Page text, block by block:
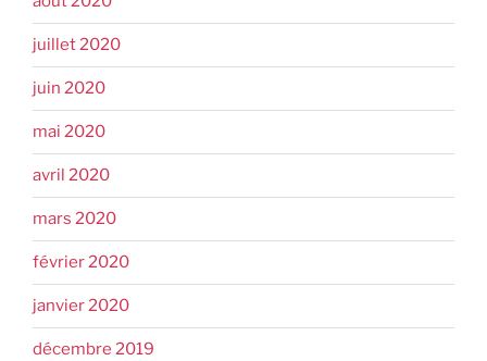
juillet 2020
juin 2020
mai 2020
avril 2020
mars 2020
février 2020
janvier 2020
décembre 2019